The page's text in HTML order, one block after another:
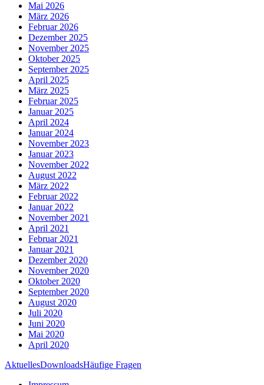
Mai 2026
März 2026
Februar 2026
Dezember 2025
November 2025
Oktober 2025
September 2025
April 2025
März 2025
Februar 2025
Januar 2025
April 2024
Januar 2024
November 2023
Januar 2023
November 2022
August 2022
März 2022
Februar 2022
Januar 2022
November 2021
April 2021
Februar 2021
Januar 2021
Dezember 2020
November 2020
Oktober 2020
September 2020
August 2020
Juli 2020
Juni 2020
Mai 2020
April 2020
AktuellesDownloadsHäufige Fragen